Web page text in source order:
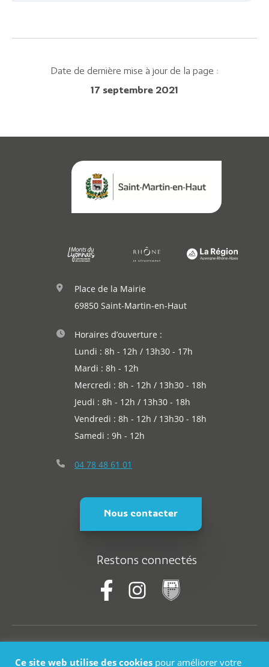
Date de dernière mise à jour de la page :
17 septembre 2021
Place de la Mairie
69850 Saint-Martin-en-Haut
Horaires d’ouverture :
Lundi : 8h - 12h / 13h30 - 17h
Mardi : 8h - 12h
Mercredi : 8h - 12h / 13h30 - 18h
Jeudi : 8h - 12h / 13h30 - 18h
Vendredi : 8h - 12h / 13h30 - 18h
Samedi : 9h - 12h
04 78 48 61 01
Nous contacter
Restons connectés
Actualités
Ce site web utilise des cookies pour améliorer votre